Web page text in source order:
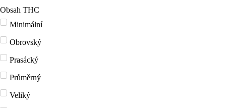
Obsah THC
Minimální
Obrovský
Prasácký
Průměrný
Veliký